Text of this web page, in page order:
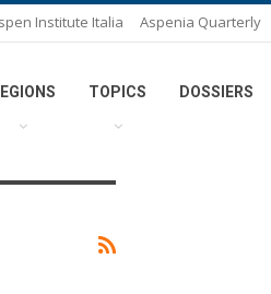
Institute Italia Aspenia Quarterly
TOPICS DOSSIERS